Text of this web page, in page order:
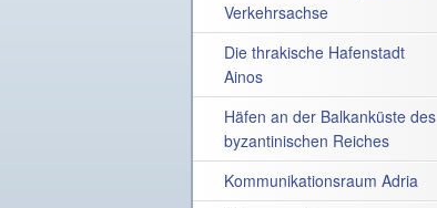
Verkehrsachse
Die thrakische Hafenstadt
Ainos
Häfen an der Balkanküste des
byzantinischen Reiches
Kommunikationsraum Adria